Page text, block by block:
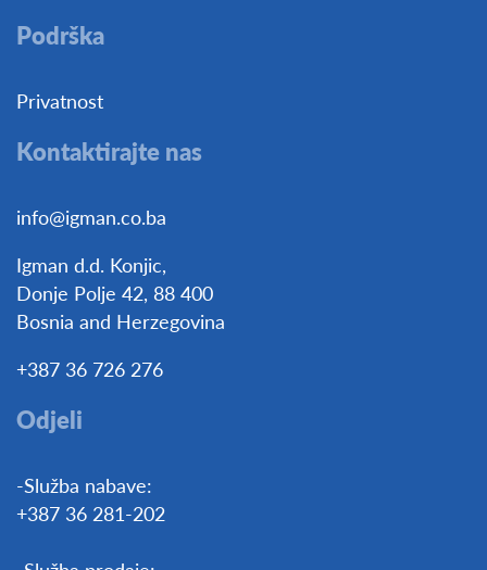
Podrška
Privatnost
Kontaktirajte nas
info@igman.co.ba
Igman d.d. Konjic,
Donje Polje 42, 88 400
Bosnia and Herzegovina
+387 36 726 276
Odjeli
-Služba nabave:
+387 36 281-202